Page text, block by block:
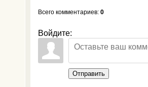
Всего комментариев: 0
Войдите:
Отправить